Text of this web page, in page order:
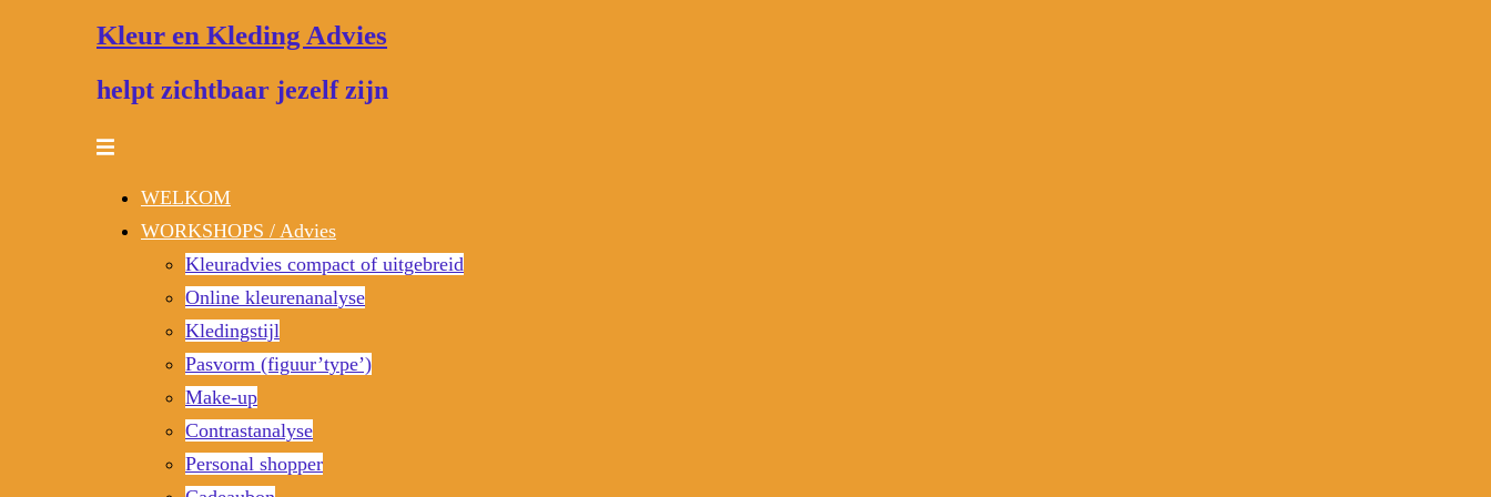
Kleur en Kleding Advies
helpt zichtbaar jezelf zijn
Toggle
WELKOM
WORKSHOPS / Advies
Kleuradvies compact of uitgebreid
Online kleurenanalyse
Kledingstijl
Pasvorm (figuur’type’)
Make-up
Contrastanalyse
Personal shopper